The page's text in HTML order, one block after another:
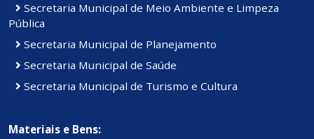
Secretaria Municipal de Meio Ambiente e Limpeza
Pública
Secretaria Municipal de Planejamento
Secretaria Municipal de Saúde
Secretaria Municipal de Turismo e Cultura
Materiais e Bens: